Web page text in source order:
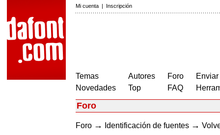
Mi cuenta | Inscripción
Temas
Novedades
Autores
Top
Foro
FAQ
Foro
Foro → Identificación de fuentes →